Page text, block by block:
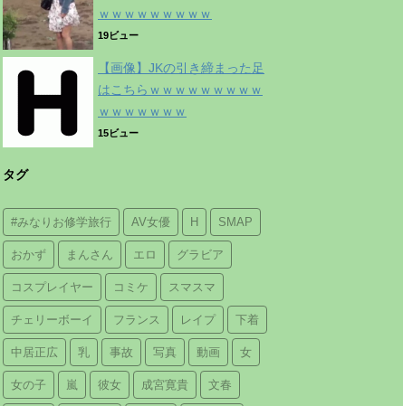
ｗｗｗｗｗｗｗｗｗ
19ビュー
【画像】JKの引き締まった足
はこちらｗｗｗｗｗｗｗｗｗ
ｗｗｗｗｗｗｗ
15ビュー
タグ
#みなりお修学旅行 AV女優 H SMAP
おかず まんさん エロ グラビア
コスプレイヤー コミケ スマスマ
チェリーボーイ フランス レイプ 下着
中居正広 乳 事故 写真 動画 女
女の子 嵐 彼女 成宮寛貴 文春